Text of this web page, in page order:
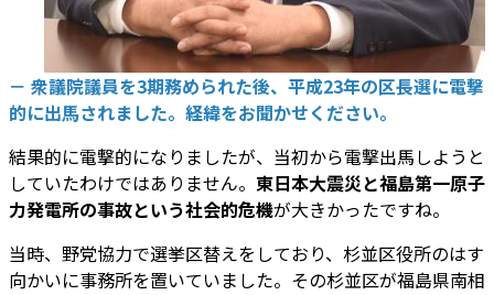
－ 衆議院議員を3期務められた後、平成23年の区長選に電撃
的に出馬されました。経緯をお聞かせください。
結果的に電撃的になりましたが、当初から電撃出馬しようと
していたわけではありません。 東日本大震災と福島第一原子
力発電所の事故という社会的危機が大きかったですね。
当時、野党協力で選挙区替えをしており、杉並区役所のはす
向かいに事務所を置いていました。その杉並区が福島県南相